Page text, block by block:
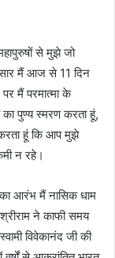
से मुझे जो
मैं आज से 11 दिन
मैं परमात्मा के
का पुण्य स्मरण करता हूं,
हूं कि आप मुझे
न रहे।
आरंभ मैं नासिक धाम
ने काफी समय
विवेकानंद जी की